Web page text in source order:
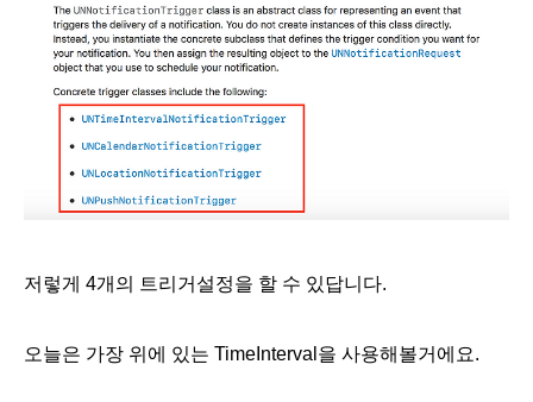
저렇게 4개의 트리거설정을 할 수 있답니다.
오늘은 가장 위에 있는 TimeInterval을 사용해볼거에요.